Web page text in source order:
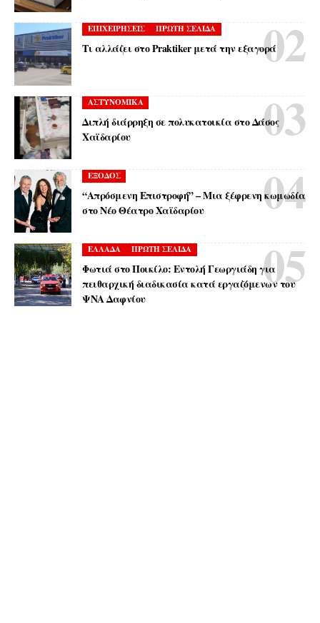
ΕΠΙΧΕΙΡΗΣΕΙΣ ΠΡΩΤΗ ΣΕΛΙΔΑ
Τι αλλάζει στο Praktiker μετά την εξαγορά
ΑΣΤΥΝΟΜΙΚΑ
Διπλή διάρρηξη σε πολυκατοικία στο Δάσος
Χαϊδαρίου
ΕΞΟΔΟΣ
“Απρόσμενη Επιστροφή” – Μια ξέφρενη κωμωδία
στο Νέο Θέατρο Χαϊδαρίου
ΕΛΛΑΔΑ ΠΡΩΤΗ ΣΕΛΙΔΑ
Φωτιά στο Ποικίλο: Εντολή Γεωργιάδη για
πειθαρχική διαδικασία κατά εργαζόμενων του
ΨΝΑ Δαφνίου